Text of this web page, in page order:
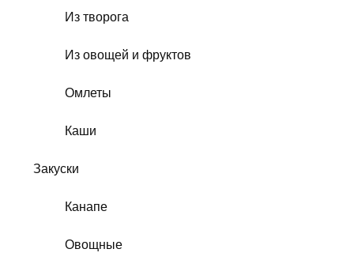
Из творога
Из овощей и фруктов
Омлеты
Каши
Закуски
Канапе
Овощные